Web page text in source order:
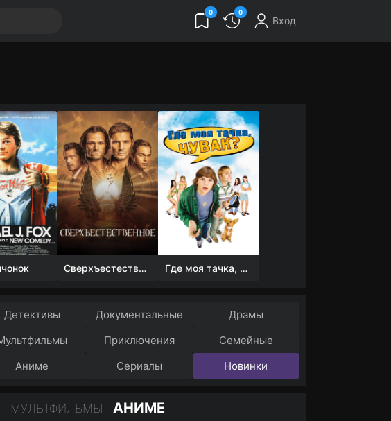
0 0
Вход
Сверхъестественное Где моя тачка, чувак?
Детективы Документальные
Драмы
Приключения
Семейные
Аниме Сериалы Новинки
МУЛЬТФИЛЬМЫ АНИМЕ